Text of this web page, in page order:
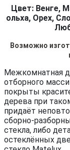
Цвет: Венге,
ольха, Орех,
Возможно
Межкомнатная
отборного
покрыты
дерева при
придаёт
сборно-
стекла, либо
остеклённых